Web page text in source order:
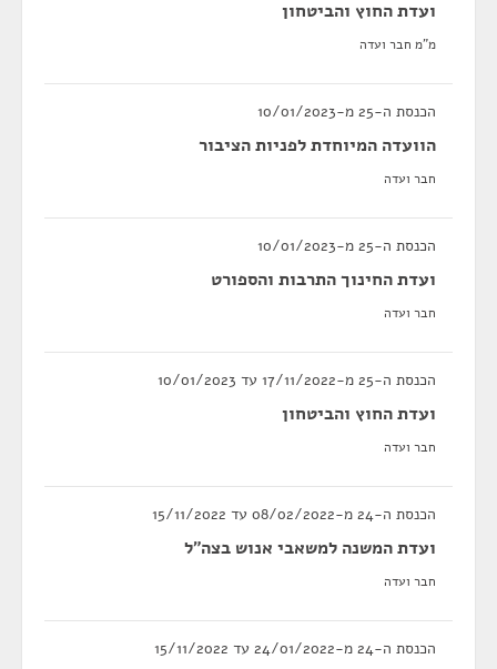
ועדת החוץ והביטחון
מ"מ חבר ועדה
הכנסת ה-25 מ-10/01/2023
הוועדה המיוחדת לפניות הציבור
חבר ועדה
הכנסת ה-25 מ-10/01/2023
ועדת החינוך התרבות והספורט
חבר ועדה
הכנסת ה-25 מ-17/11/2022 עד 10/01/2023
ועדת החוץ והביטחון
חבר ועדה
הכנסת ה-24 מ-08/02/2022 עד 15/11/2022
ועדת המשנה למשאבי אנוש בצה"ל
חבר ועדה
הכנסת ה-24 מ-24/01/2022 עד 15/11/2022